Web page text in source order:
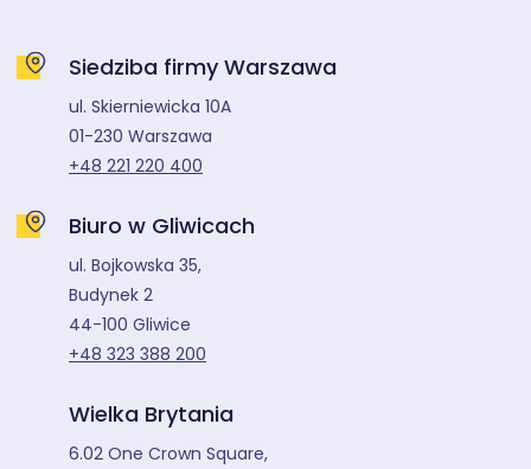
Siedziba firmy Warszawa
ul. Skierniewicka 10A
01-230 Warszawa
+48 221 220 400
Biuro w Gliwicach
ul. Bojkowska 35,
Budynek 2
44-100 Gliwice
+48 323 388 200
Wielka Brytania
6.02 One Crown Square,